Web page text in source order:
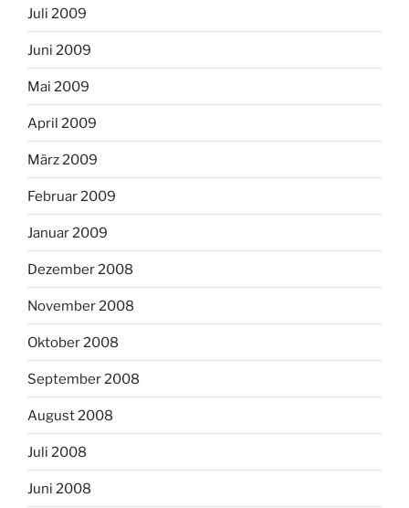
Juli 2009
Juni 2009
Mai 2009
April 2009
März 2009
Februar 2009
Januar 2009
Dezember 2008
November 2008
Oktober 2008
September 2008
August 2008
Juli 2008
Juni 2008